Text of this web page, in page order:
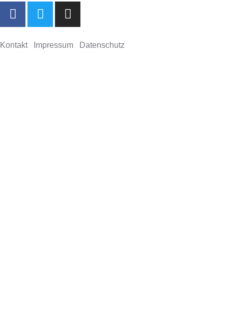
Kontakt Impressum Datenschutz